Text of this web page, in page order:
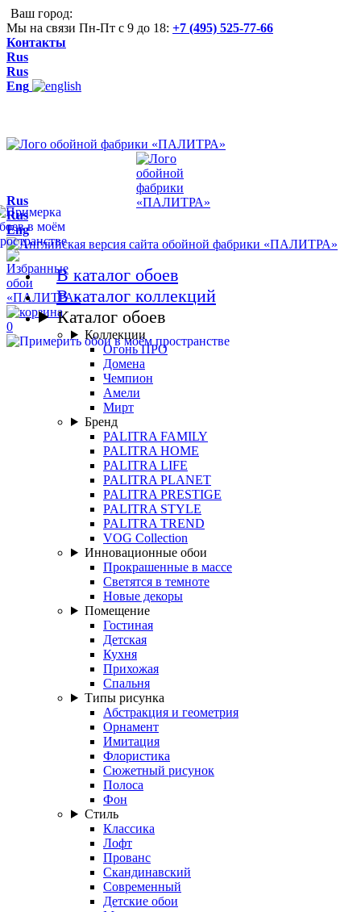
Ваш город:
Мы на связи Пн-Пт с 9 до 18: +7 (495) 525-77-66
Контакты
Rus
Rus
Eng
0
Rus
Rus
Eng
В каталог обоев
В каталог коллекций
Каталог обоев
Коллекции
Огонь ПРО
Домена
Чемпион
Амели
Мирт
Бренд
PALITRA FAMILY
PALITRA HOME
PALITRA LIFE
PALITRA PLANET
PALITRA PRESTIGE
PALITRA STYLE
PALITRA TREND
VOG Collection
Инновационные обои
Прокрашенные в массе
Светятся в темноте
Новые декоры
Помещение
Гостиная
Детская
Кухня
Прихожая
Спальня
Типы рисунка
Абстракция и геометрия
Орнамент
Имитация
Флористика
Сюжетный рисунок
Полоса
Фон
Стиль
Классика
Лофт
Прованс
Скандинавский
Современный
Детские обои